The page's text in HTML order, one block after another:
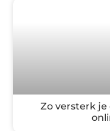
Zo versterk